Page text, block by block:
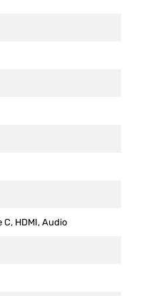
C, HDMI, Audio